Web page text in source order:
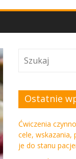
Ostatnie
Ćwiczenia
cele, wskazania,
je do stanu